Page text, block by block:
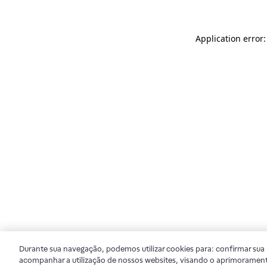
Application
Durante sua navegação, podemos utilizar cookies para: confirmar
acompanhar a utilização de nossos websites, visando o